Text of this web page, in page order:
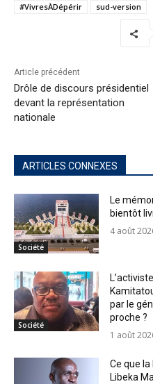
#VivresÀDépérir sud-version
Article précédent
Drôle de discours présidentiel
devant la représentation
nationale
ARTICLES CONNEXES
Société
Le
bientôt
4 août
Société
par le
proche ?
1 août
Ce que
Libeka